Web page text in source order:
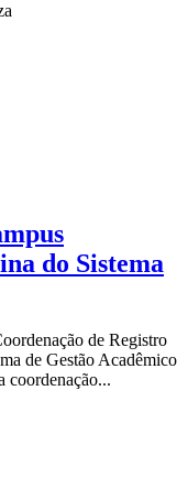
do Sistema
de Registro
de Gestão Acadêmico
coordenação...